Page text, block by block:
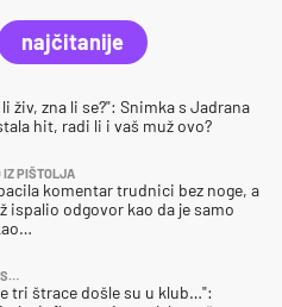
najčitanije
živ, zna li se?": Snimka s Jadrana
hit, radi li i vaš muž ovo?
IZ PIŠTOLJA
komentar trudnici bez noge, a
ispalio odgovor kao da je samo
tri štrace došle su u klub…":